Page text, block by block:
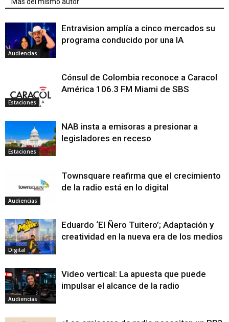
Mas del mismo autor
Audiencias
Entravision amplía a cinco mercados su
programa conducido por una IA
Estaciones
Cónsul de Colombia reconoce a Caracol
América 106.3 FM Miami de SBS
Estaciones
NAB insta a emisoras a presionar a
legisladores en receso
Audiencias
Townsquare reafirma que el crecimiento
de la radio está en lo digital
Digital
Eduardo ‘El Ñero Tuitero’; Adaptación y
creatividad en la nueva era de los medios
Audiencias
Video vertical: La apuesta que puede
impulsar el alcance de la radio